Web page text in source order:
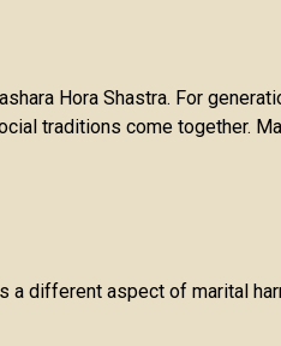
Hora Shastra. For
traditions come together.
a different aspect of marital